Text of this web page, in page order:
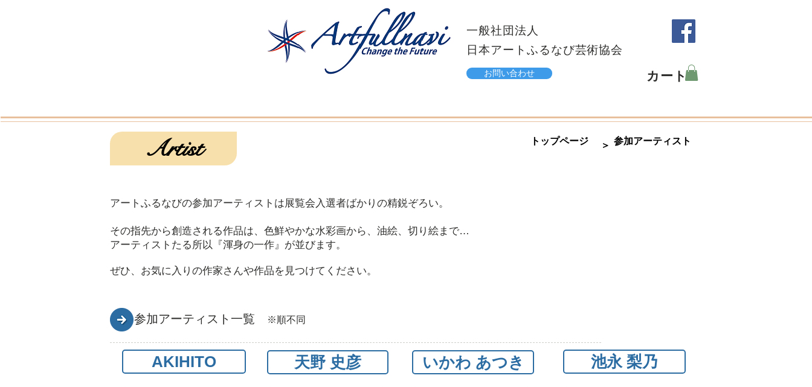
一般社団法人
日本アートふるなび芸術協会
お問い合わせ カート
Artist トップページ ＞ 参加アーティスト
アートふるなびの参加アーティストは展覧会入選者ばかりの精鋭ぞろい。
その指先から創造される作品は、色鮮やかな水彩画から、油絵、切り絵まで…
アーティストたる所以『渾身の一作』が並びます。
ぜひ、お気に入りの作家さんや作品を見つけてください。
参加アーティスト一覧 ※順不同
AKIHITO 天野 史彦 いかわ あつき 池永 梨乃